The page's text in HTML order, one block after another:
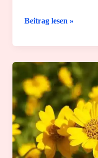
Fenchel:
tolle
für
dich
Beitrag lesen »